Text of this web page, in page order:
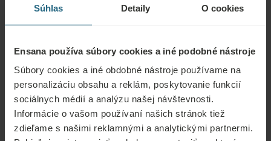
Súhlas Detaily O cookies
Ensana používa súbory cookies a iné podobné nástroje
Súbory cookies a iné obdobné nástroje používame na
personalizáciu obsahu a reklám, poskytovanie funkcií
sociálnych médií a analýzu našej návštevnosti.
Informácie o vašom používaní našich stránok tiež
zdieľame s našimi reklamnými a analytickými partnermi.
Otázky
Kontaktujte nás s akoukoľvek otázkou týkajúcou sa našich hotelov Ensana
alebo služieb. Otázky a odpovede týkajúce sa nášho vernostného programu
nájdete tu.
POLOŽIŤ OTÁZKU